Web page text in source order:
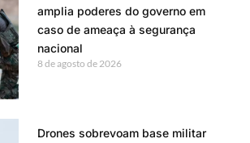
amplia poderes do governo em
caso de ameaça à segurança
nacional
8 de agosto de 2026
Drones sobrevoam base militar